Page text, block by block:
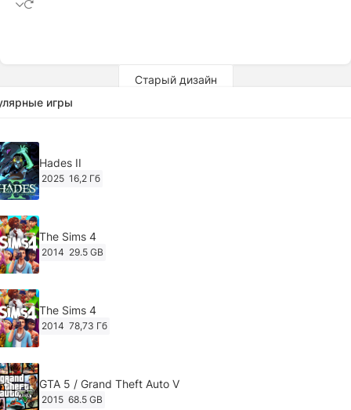
Старый дизайн
игры
Hades II
2025 16,2 Гб
The Sims 4
2014 29.5 GB
The Sims 4
2014 78,73 Гб
GTA 5 / Grand Theft Auto V
2015 68.5 GB